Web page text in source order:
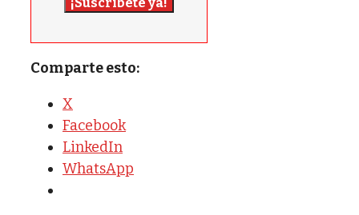
Comparte esto:
X
Facebook
LinkedIn
WhatsApp